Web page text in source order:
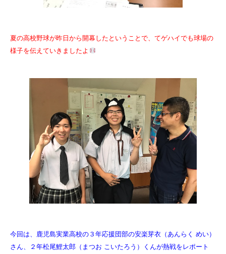
夏の高校野球が昨日から開幕したということで、てゲハイでも球場の
様子を伝えていきましたよ
今回は、鹿児島実業高校の３年応援団部の安楽芽衣（あんらく めい）
さん、２年松尾鯉太郎（まつお こいたろう）くんが熱戦をレポート